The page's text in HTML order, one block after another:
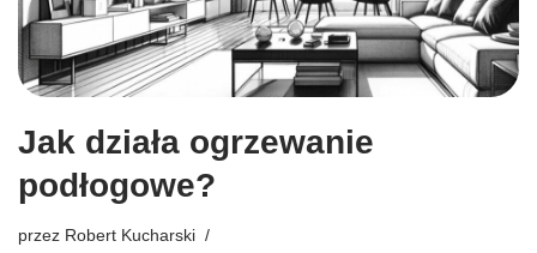
Jak działa ogrzewanie
podłogowe?
przez Robert Kucharski